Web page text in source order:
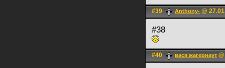
#39 Anthony- @
#38
#40 вася жагернаут